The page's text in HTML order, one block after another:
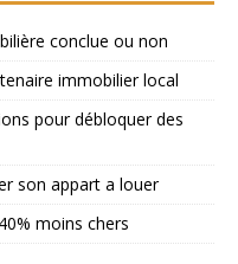
conclue ou non
immobilier local
pour débloquer des
son appart a louer
moins chers